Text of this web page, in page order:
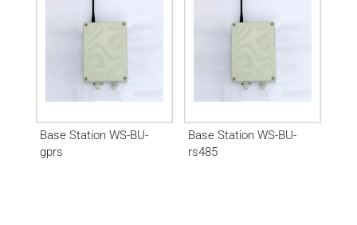
Base Station WS-BU-
gprs
Base Station WS-BU-
rs485